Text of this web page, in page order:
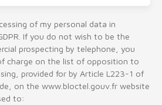
of my personal data in
If you do not wish to be the
prospecting by telephone, you
charge on the list of opposition to
provided for by Article L223-1 of
on the www.bloctel.gouv.fr website
to: